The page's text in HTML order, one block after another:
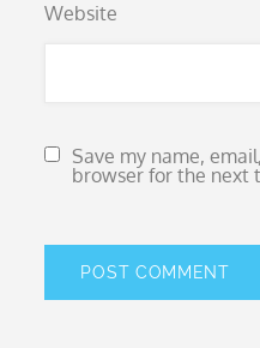
Website
Save my name,
browser for the next